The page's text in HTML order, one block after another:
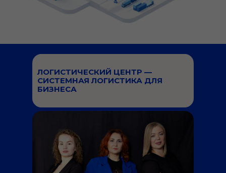
ЛОГИСТИЧЕСКИЙ ЦЕНТР —
СИСТЕМНАЯ ЛОГИСТИКА ДЛЯ
БИЗНЕСА